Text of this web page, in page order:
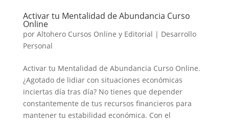
Activar tu Mentalidad de Abundancia Curso
Online
por Altohero Cursos Online y Editorial | Desarrollo
Personal
Activar tu Mentalidad de Abundancia Curso Online.
¿Agotado de lidiar con situaciones económicas
inciertas día tras día? No tienes que depender
constantemente de tus recursos financieros para
mantener tu estabilidad económica. Con el